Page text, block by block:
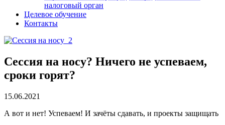
налоговый орган
Целевое обучение
Контакты
Сессия на носу? Ничего не успеваем,
сроки горят?
15.06.2021
А вот и нет! Успеваем! И зачёты сдавать, и проекты защищать